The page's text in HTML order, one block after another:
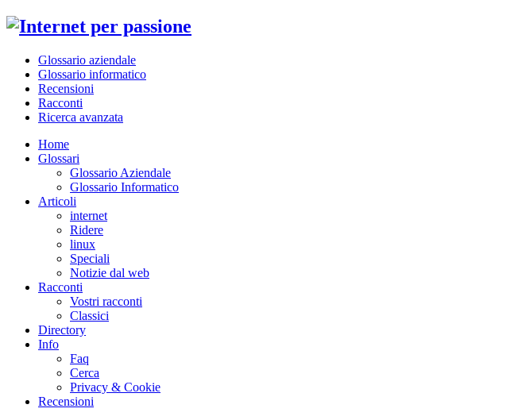
Glossario aziendale
Glossario informatico
Recensioni
Racconti
Ricerca avanzata
Home
Glossari
Glossario Aziendale
Glossario Informatico
Articoli
internet
Ridere
linux
Speciali
Notizie dal web
Racconti
Vostri racconti
Classici
Directory
Info
Faq
Cerca
Privacy & Cookie
Recensioni